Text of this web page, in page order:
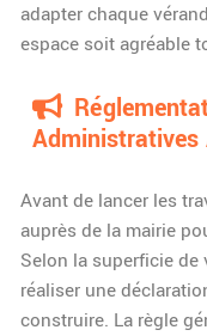
adapter chaque
espace soit agréable
Administratives
Avant de lancer les
auprès de la mairie
Selon la superficie de
réaliser une
construire. La règle